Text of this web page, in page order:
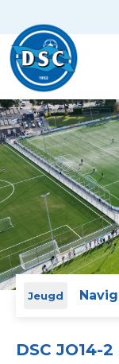
Jeugd
DSC JO14-